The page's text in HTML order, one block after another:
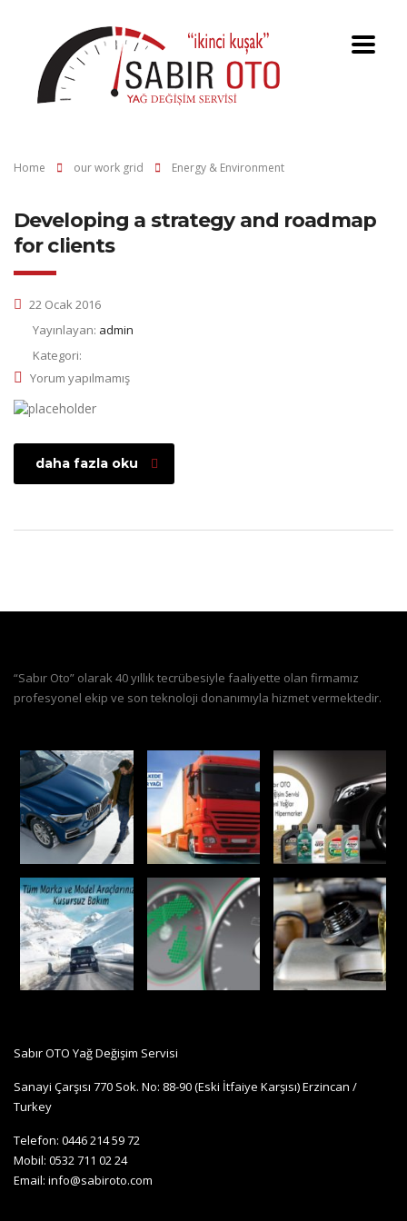
Home our work grid Energy & Environment
Developing a strategy and roadmap
for clients
22 Ocak 2016
Yayınlayan: admin
Kategori:
Yorum yapılmamış
daha fazla oku
“Sabır Oto” olarak 40 yıllık tecrübesiyle faaliyette olan firmamız
profesyonel ekip ve son teknoloji donanımıyla hizmet vermektedir.
Sabır OTO Yağ Değişim Servisi
Sanayi Çarşısı 770 Sok. No: 88-90 (Eski İtfaiye Karşısı) Erzincan /
Turkey
Telefon: 0446 214 59 72
Mobil: 0532 711 02 24
Email: info@sabiroto.com